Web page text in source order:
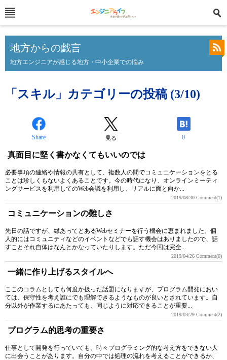
地方からの戯言
地方エンジニアが感じる地方・中小企業での悩み
「スキル」カテゴリーの投稿 (3/10)
Share 見る 0
真面目に堅く書かなくてもいいのでは
必要事項の連絡や情報の共有として、複数人の間でコミュニケーションをとる
ことは珍しくもないよくあることです。今の時代になり、オンラインミーティ
ングサービスを利用してのWeb会議を利用し、リアルに面と向か...
2019/08/30 Comment(1)
コミュニケーションの難しさ
先日の話ですが、縁あってとあるWebセミナーを行う機会に恵まれました。個
人的にはコミュニティなどのイベントなどでも話す機会はありましたので、話
すことそれ自体はなんとかなっていたりします。ただ今回は完全...
2019/04/26 Comment(0)
一緒に作り上げるスタイルへ
ここのコラムとしても何度か扱った話題になりますが、プログラム開発におい
ては、保守性を考え誰にでも理解できるようなものが良いとされています。自
分以外が作業するにあたっても、同じように対応できることが重要...
2019/03/29 Comment(2)
プログラム的思考の重要さ
仕事として開発を行っていても、時々プログラミング的な考え方をできない人
に出会うことがあります。自分の中では処理の流れを考えることができるか、